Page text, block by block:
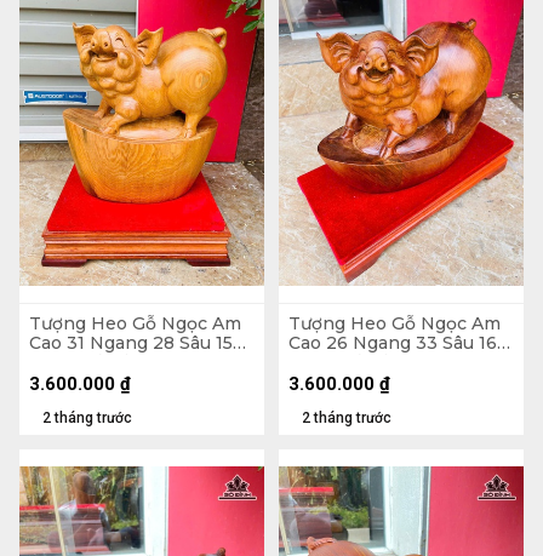
Tượng Heo Gỗ Ngọc Am
Cao 31 Ngang 28 Sâu 15
2 tháng trước
3.600.000 ₫
Tượng Heo Gỗ Ngọc Am
Cao 26 Ngang 33 Sâu 16
2 tháng trước
3.600.000 ₫